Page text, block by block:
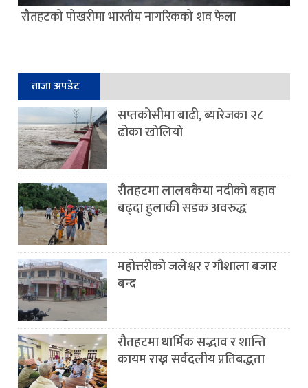
रौतहटको पोखरीमा भारतीय नागरिकको शव फेला
ताजा अपडेट
सप्तकोसीमा बाढी, ब्यारेजका २८
ढोका खोलियो
रौतहटमा लालबकैया नदीको बहाव
बढ्दा हुलाकी सडक अवरुद्ध
महोत्तरीको जलेश्वर र गौशाला बजार
बन्द
रौतहटमा धार्मिक सद्भाव र शान्ति
कायम राख्न सर्वदलीय प्रतिबद्धता